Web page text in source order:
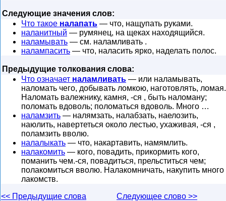
Следующие значения слов:
Что такое налапать — что, нащупать руками.
наланитный — румянец, на щеках находящийся.
наламывать — см. наламливать .
налампасить — что, наласить ярко, наделать полос.
Предыдущие толкования слова:
Что означает наламливать — или наламывать,
наломать чего, добывать ломкою, наготовлять, ломая.
Наломать валежнику, камня, -ся , быть наломану;
поломать вдоволь; поломаться вдоволь. Много …
наламзить — налямзать, налабзать, наелозить,
наюлить, навертеться около лестью, ухаживая, -ся ,
поламзить вволю.
налалыкать — что, накартавить, намямлить.
налакомить — кого, повадить, прикормить кого,
поманить чем.-ся, повадиться, прельститься чем;
полакомиться вволю. Налакомничать, накупить много
лакомств.
<< Предыдущие слова
Следующее слово >>